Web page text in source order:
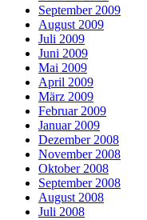
September 2009
August 2009
Juli 2009
Juni 2009
Mai 2009
April 2009
März 2009
Februar 2009
Januar 2009
Dezember 2008
November 2008
Oktober 2008
September 2008
August 2008
Juli 2008